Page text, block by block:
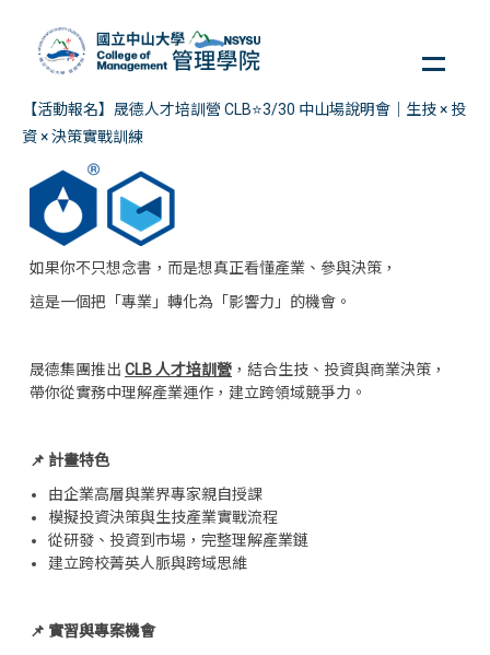
容
【活動報名】晟德人才培訓營 CLB⭐3/30 中山場說明會｜生技 × 投
資 × 決策實戰訓練
如果你不只想念書，而是想真正看懂產業、參與決策，
這是一個把「專業」轉化為「影響力」的機會。
晟德集團推出 CLB 人才培訓營 ，結合生技、投資與商業決策，
帶你從實務中理解產業運作，建立跨領域競爭力。
📌 計畫特色
由企業高層與業界專家親自授課
模擬投資決策與生技產業實戰流程
從研發、投資到市場，完整理解產業鏈
建立跨校菁英人脈與跨域思維
📌 實習與專案機會